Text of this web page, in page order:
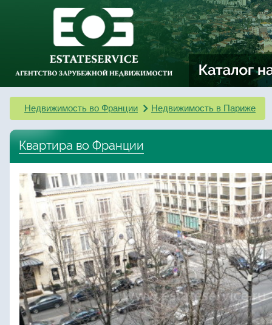
Недвижимость во Франции Недвижимость в Париже
Квартира во Франции